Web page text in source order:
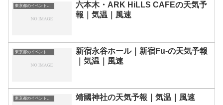
東京都のイベント会場一覧
六本木・ARK HiLLS CAFEの天気予
報｜気温｜風速
東京都のイベント会場一覧
新宿永谷ホール｜新宿Fu-の天気予報
｜気温｜風速
東京都のイベント会場一覧 靖國神社の天気予報｜気温｜風速